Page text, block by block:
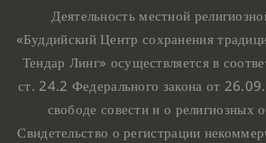
Деятельность местной
«Буддийский Центр сохранения
Тендар Линг» осуществляется в
ст. 24.2 Федерального закона от
свободе совести и о религиозных
Свидетельство о регистрации